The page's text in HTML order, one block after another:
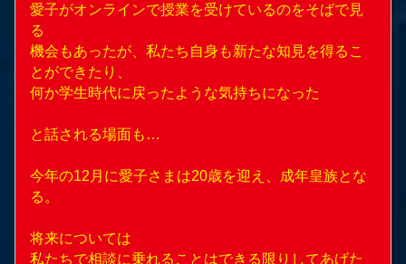
愛子がオンラインで授業を受けているのをそばで見
る
機会もあったが、私たち自身も新たな知見を得るこ
とができたり、
何か学生時代に戻ったような気持ちになった
と話される場面も…
今年の12月に愛子さまは20歳を迎え、成年皇族とな
る。
将来については
私たちで相談に乗れることはできる限りしてあげた